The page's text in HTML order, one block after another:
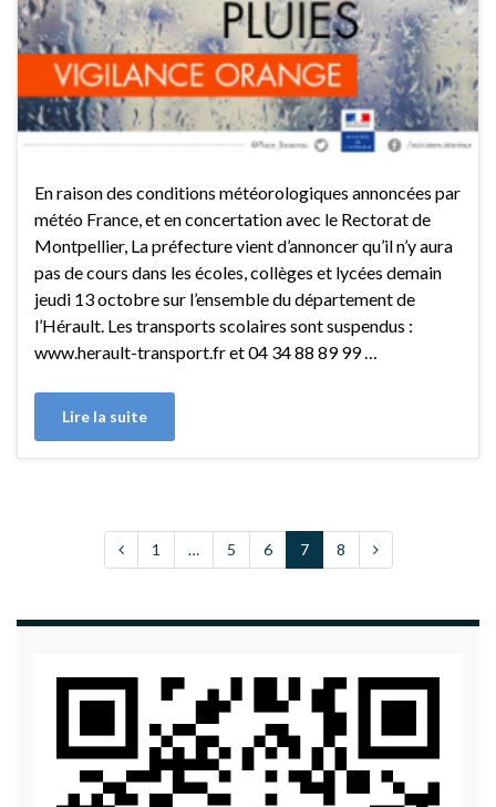
En raison des conditions météorologiques annoncées par
météo France, et en concertation avec le Rectorat de
Montpellier, La préfecture vient d’annoncer qu’il n’y aura
pas de cours dans les écoles, collèges et lycées demain
jeudi 13 octobre sur l’ensemble du département de
l’Hérault. Les transports scolaires sont suspendus :
www.herault-transport.fr et 04 34 88 89 99 …
Lire la suite
1 … 5 6 7 8